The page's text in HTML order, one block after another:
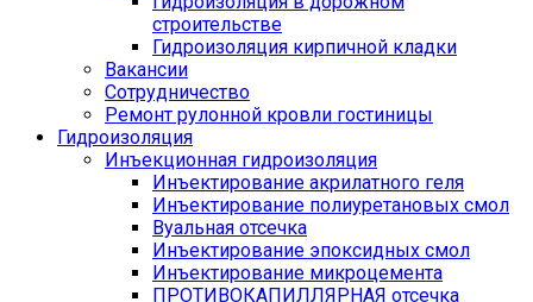
строительстве
Гидроизоляция кирпичной кладки
Вакансии
Сотрудничество
Ремонт рулонной кровли гостиницы
Гидроизоляция
Инъекционная гидроизоляция
Инъектирование акрилатного геля
Инъектирование полиуретановых смол
Вуальная отсечка
Инъектирование эпоксидных смол
Инъектирование микроцемента
ПРОТИВОКАПИЛЛЯРНАЯ отсечка